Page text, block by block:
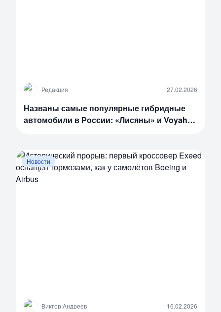
Р Редакция 27.02.2026
Названы самые популярные гибридные
автомобили в России: «Лисяны» и Voyah
Новости
В Виктор Андреев 16.02.2026